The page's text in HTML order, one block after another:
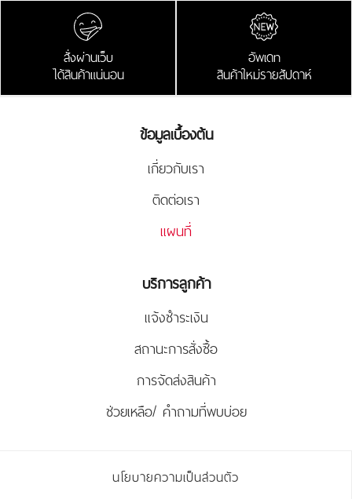
สั่งผ่านเว็บ
ได้สินค้าแน่นอน
อัพเดท
สินค้าใหม่รายสัปดาห์
ข้อมูลเบื้องต้น
เกี่ยวกับเรา
ติดต่อเรา
แผนที่
บริการลูกค้า
แจ้งชำระเงิน
สถานะการสั่งซื้อ
การจัดส่งสินค้า
ช่วยเหลือ/ คำถามที่พบบ่อย
นโยบายความเป็นส่วนตัว